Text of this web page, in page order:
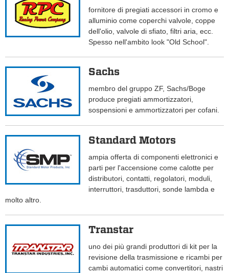
fornitore di pregiati accessori in cromo e
alluminio come coperchi valvole, coppe
dell'olio, valvole di sfiato, filtri aria, ecc.
Spesso nell'ambito look "Old School".
Sachs
membro del gruppo ZF, Sachs/Boge
produce pregiati ammortizzatori,
sospensioni e ammortizzatori per cofani.
Standard Motors
ampia offerta di componenti elettronici e
parti per l'accensione come calotte per
distributori, contatti, regolatori, moduli,
interruttori, trasduttori, sonde lambda e
molto altro.
Transtar
uno dei più grandi produttori di kit per la
revisione della trasmissione e ricambi per
cambi automatici come convertitori, nastri